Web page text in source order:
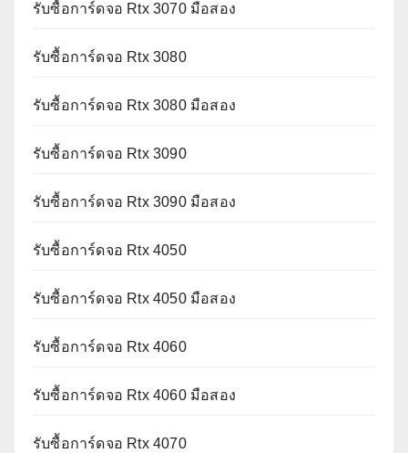
รับซื้อการ์ดจอ Rtx 3070 มือสอง
รับซื้อการ์ดจอ Rtx 3080
รับซื้อการ์ดจอ Rtx 3080 มือสอง
รับซื้อการ์ดจอ Rtx 3090
รับซื้อการ์ดจอ Rtx 3090 มือสอง
รับซื้อการ์ดจอ Rtx 4050
รับซื้อการ์ดจอ Rtx 4050 มือสอง
รับซื้อการ์ดจอ Rtx 4060
รับซื้อการ์ดจอ Rtx 4060 มือสอง
รับซื้อการ์ดจอ Rtx 4070